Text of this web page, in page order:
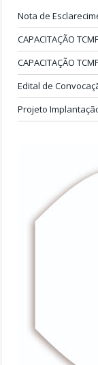
Nota de
CAPACITAÇÃO
CAPACITAÇÃO
Edital de
Projeto